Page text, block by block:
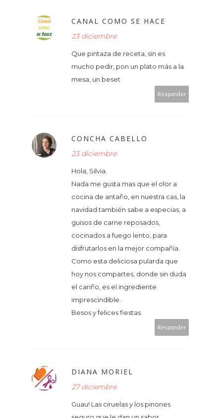
CANAL COMO SE HACE
23 diciembre
Que pintaza de receta, sin es
mucho pedir, pon un plato más a la
mesa, un beset
Responder
CONCHA CABELLO
23 diciembre
Hola, Silvia.
Nada me gusta mas que el olor a
cocina de antaño, en nuestra cas, la
navidad también sabe a especias, a
guisos de carne reposados,
cocinados a fuego lento, para
disfrutarlos en la mejor compañía.
Como esta deliciosa pularda que
hoy nos compartes, donde sin duda
el cariño, es el ingrediente
imprescindible.
Besos y felices fiestas.
Responder
DIANA MORIEL
27 diciembre
Guau! Las ciruelas y los pinones